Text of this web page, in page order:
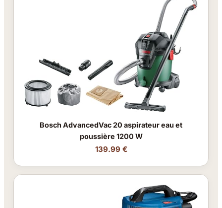
Bosch AdvancedVac 20 aspirateur eau et
poussière 1200 W
139.99 €